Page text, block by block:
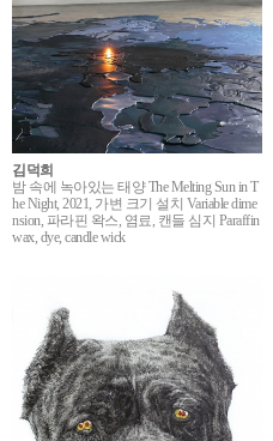
김덕희
밤 속에 녹아있는 태양 The Melting Sun in T
he Night, 2021, 가변 크기 설치 Variable dime
nsion, 파라핀 왁스, 염료, 캔들 심지 Paraffin
wax, dye, candle wick